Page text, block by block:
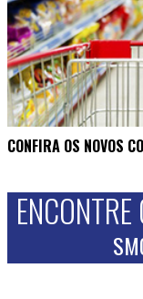
CONFIRA OS NOVOS